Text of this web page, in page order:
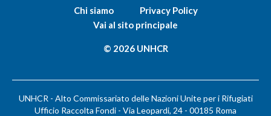
Chi siamo
Privacy Policy
Vai al sito principale
© 2026 UNHCR
UNHCR - Alto Commissariato delle Nazioni Unite per i Rifugiati
Ufficio Raccolta Fondi - Via Leopardi, 24 - 00185 Roma